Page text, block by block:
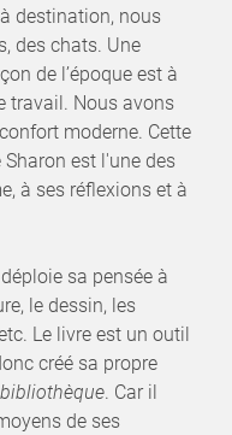
destination, nous
des chats. Une
de l’époque est à
travail. Nous avons
moderne. Cette
Sharon est l'une des
à ses réflexions et à
sa pensée à
le dessin, les
Le livre est un outil
créé sa propre
. Car il
de ses